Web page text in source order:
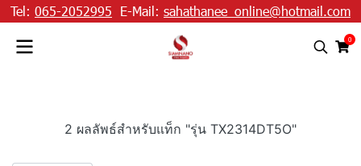
Tel: 065-2052995 E-Mail: sahathanee_online@hotmail.com
0
2 ผลลัพธ์สำหรับแท็ก "รุ่น TX2314DT5O"